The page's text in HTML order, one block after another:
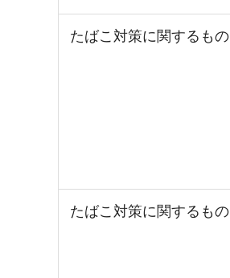
たばこ対策に関するもの
たばこ対策に関するもの